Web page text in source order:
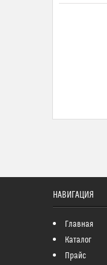
НАВИГАЦИЯ
Главная
Каталог
Прайс